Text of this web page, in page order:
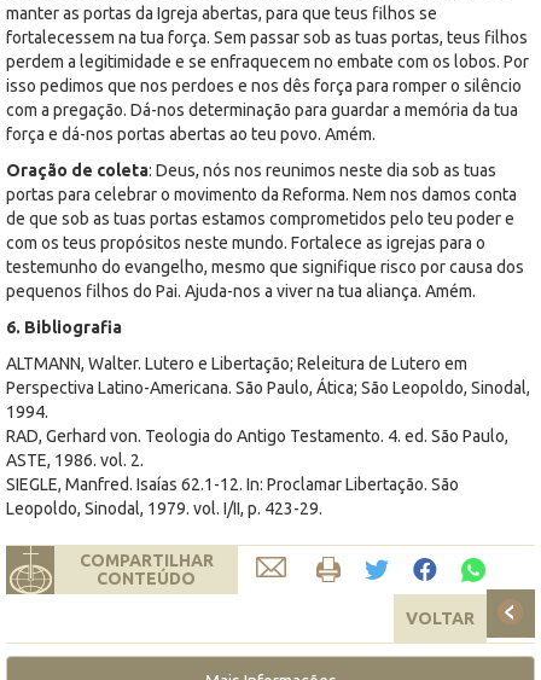
manter as portas da Igreja abertas, para que teus filhos se
fortalecessem na tua força. Sem passar sob as tuas portas, teus filhos
perdem a legitimidade e se enfraquecem no embate com os lobos. Por
isso pedimos que nos perdoes e nos dês força para romper o silêncio
com a pregação. Dá-nos determinação para guardar a memória da tua
força e dá-nos portas abertas ao teu povo. Amém.
Oração de coleta: Deus, nós nos reunimos neste dia sob as tuas
portas para celebrar o movimento da Reforma. Nem nos damos conta
de que sob as tuas portas estamos comprometidos pelo teu poder e
com os teus propósitos neste mundo. Fortalece as igrejas para o
testemunho do evangelho, mesmo que signifique risco por causa dos
pequenos filhos do Pai. Ajuda-nos a viver na tua aliança. Amém.
6. Bibliografia
ALTMANN, Walter. Lutero e Libertação; Releitura de Lutero em
Perspectiva Latino-Americana. São Paulo, Ática; São Leopoldo, Sinodal,
1994.
RAD, Gerhard von. Teologia do Antigo Testamento. 4. ed. São Paulo,
ASTE, 1986. vol. 2.
SIEGLE, Manfred. Isaías 62.1-12. In: Proclamar Libertação. São
Leopoldo, Sinodal, 1979. vol. I/II, p. 423-29.
COMPARTILHAR
CONTEÚDO
VOLTAR